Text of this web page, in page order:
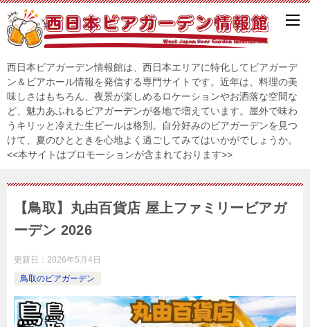
西日本ビアガーデン情報館は、西日本エリアに特化してビアガーデ
ン＆ビアホール情報を発信する専門サイトです。近年は、料理の美
味しさはもちろん、夜景が楽しめるロケーションやお洒落な空間な
ど、魅力あふれるビアガーデンが各地で増えています。屋外で味わ
うキリッと冷えた生ビールは格別。自分好みのビアガーデンを見つ
けて、夏のひとときを心地よく過ごしてみてはいかがでしょうか。
<<本サイトはプロモーションが含まれております>>
【鳥取】丸由百貨店 屋上ファミリービアガ
ーデン 2026
更新日： 2026年5月4日
鳥取のビアガーデン